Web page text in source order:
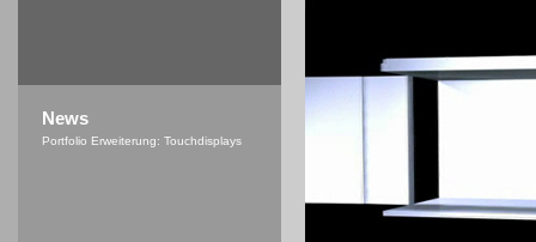
News
Portfolio Erweiterung: Touchdisplays